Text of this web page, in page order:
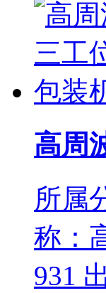
高周
所属
称：
931